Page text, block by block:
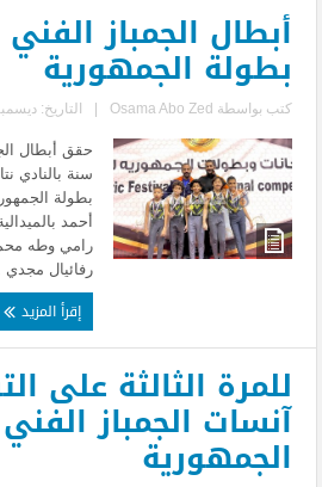
أبطال الجمباز
بطولة الجمهورية
كتب بواسطة Osama Abo Zed التاريخ: ديسمبر 21,
سنة بالنادي
بطولة
أحمد
رامي وطه
رفائيال مجدي
إقرأ المزيد
للمرة الثالثة على
آنسات الجمباز
الجمهورية